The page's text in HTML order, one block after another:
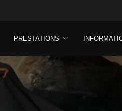
PRESTATIONS